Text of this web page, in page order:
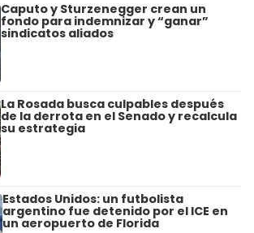
Caputo y Sturzenegger crean un
fondo para indemnizar y “ganar”
sindicatos aliados
La Rosada busca culpables después
de la derrota en el Senado y recalcula
su estrategia
Estados Unidos: un futbolista
argentino fue detenido por el ICE en
un aeropuerto de Florida